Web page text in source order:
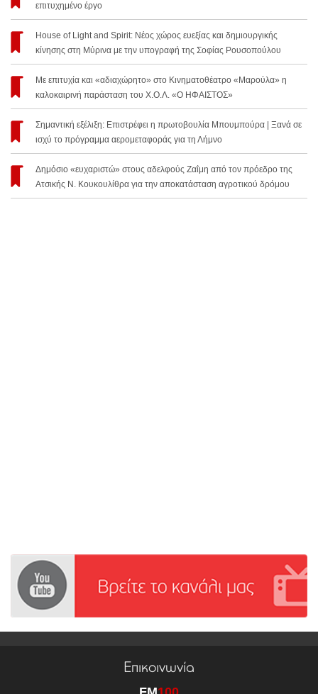
επιτυχημένο έργο
House of Light and Spirit: Νέος χώρος ευεξίας και δημιουργικής
κίνησης στη Μύρινα με την υπογραφή της Σοφίας Ρουσοπούλου
Με επιτυχία και «αδιαχώρητο» στο Κινηματοθέατρο «Μαρούλα» η
καλοκαιρινή παράσταση του Χ.Ο.Λ. «Ο ΗΦΑΙΣΤΟΣ»
Σημαντική εξέλιξη: Επιστρέφει η πρωτοβουλία Μπουμπούρα | Ξανά σε
ισχύ το πρόγραμμα αερομεταφοράς για τη Λήμνο
Δημόσιο «ευχαριστώ» στους αδελφούς Ζαΐμη από τον πρόεδρο της
Ατσικής Ν. Κουκουλίθρα για την αποκατάσταση αγροτικού δρόμου
Επικοινωνία